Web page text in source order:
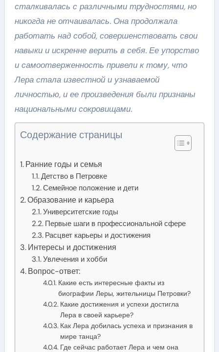
сталкивалась с различными трудностями, но
никогда не отчаивалась. Она продолжала
работать над собой, совершенствовать свои
навыки и искренне верить в себя. Ее упорство
и самоотверженность привели к тому, что
Лера стала известной и узнаваемой
личностью, и ее произведения были признаны
национальными сокровищами.
Содержание страницы
Ранние годы и семья
Детство в Петровке
Семейное положение и дети
Образование и карьера
Университетские годы
Первые шаги в профессиональной сфере
Расцвет карьеры и достижения
Интересы и достижения
Увлечения и хобби
Вопрос-ответ:
Какие есть интересные факты из
биографии Леры, жительницы Петровки?
Какие достижения и успехи достигла
Лера в своей карьере?
Как Лера добилась успеха и признания в
мире танца?
Где сейчас работает Лера и чем она